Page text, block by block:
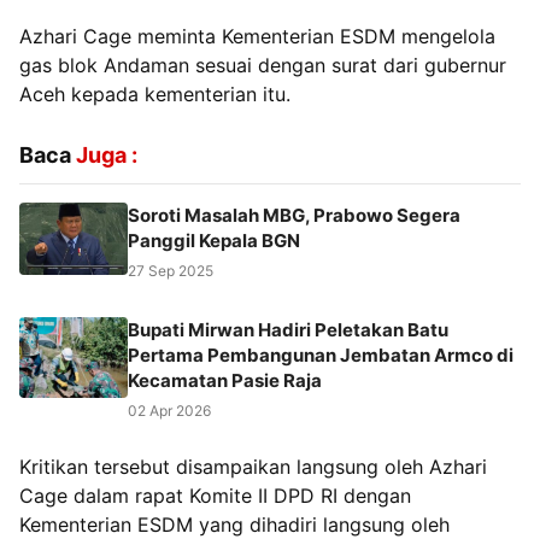
Azhari Cage meminta Kementerian ESDM mengelola
gas blok Andaman sesuai dengan surat dari gubernur
Aceh kepada kementerian itu.
BacaJuga :
Soroti Masalah MBG, Prabowo Segera
Panggil Kepala BGN
27 Sep 2025
Bupati Mirwan Hadiri Peletakan Batu
Pertama Pembangunan Jembatan Armco di
Kecamatan Pasie Raja
02 Apr 2026
Kritikan tersebut disampaikan langsung oleh Azhari
Cage dalam rapat Komite II DPD RI dengan
Kementerian ESDM yang dihadiri langsung oleh